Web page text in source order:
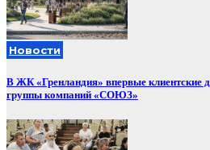
Новости
В ЖК «Гренландия» впервые клиентские
группы компаний «СОЮЗ»